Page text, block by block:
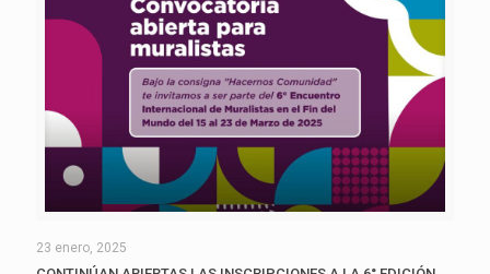
23 enero, 2025